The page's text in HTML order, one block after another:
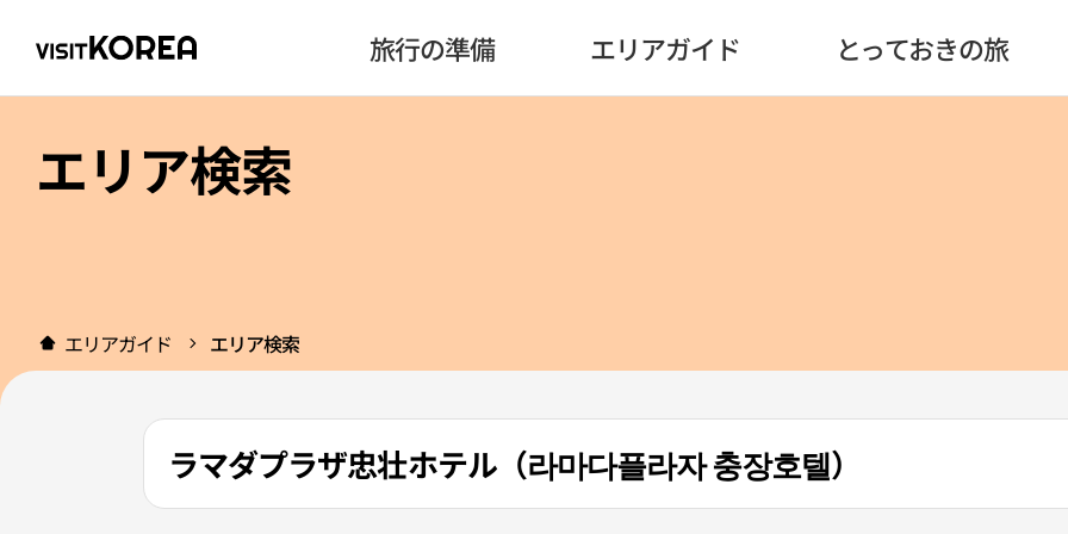
旅行の準備 エリアガイド とっておきの旅
エリア検索
エリアガイド エリア検索
ラマダプラザ忠壮ホテル（라마다플라자 충장호텔）